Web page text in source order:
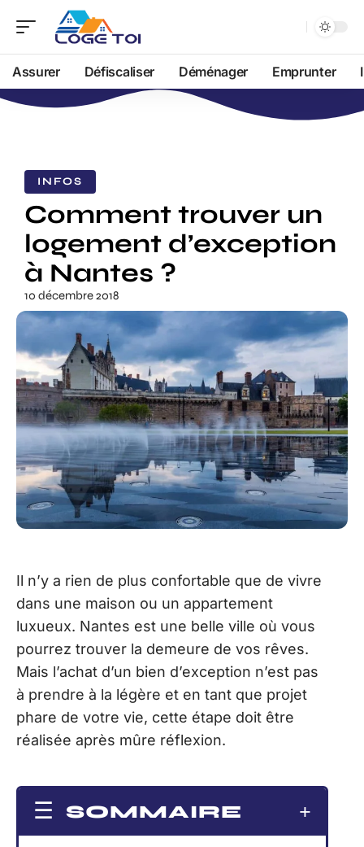
Assurer Défiscaliser Déménager Emprunter
INFOS
Comment trouver un
logement d’exception
à Nantes ?
10 décembre 2018
Il n’y a rien de plus confortable que de vivre
dans une maison ou un appartement
luxueux. Nantes est une belle ville où vous
pourrez trouver la demeure de vos rêves.
Mais l’achat d’un bien d’exception n’est pas
à prendre à la légère et en tant que projet
phare de votre vie, cette étape doit être
réalisée après mûre réflexion.
SOMMAIRE